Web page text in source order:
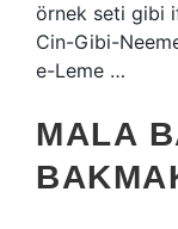
örnek seti gibi
Cin-Gibi-
e-Leme …
MALA